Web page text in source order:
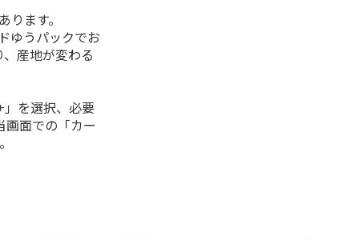
ます。
ゆうパックでお
産地が変わる
を選択、必要
面での「カー